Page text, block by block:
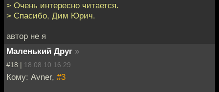
> Очень интересно читается.
> Спасибо, Дим Юрич.
автор не я
Маленький Друг »
#18 | 18.08.10 16:29
Кому: Avner, #3